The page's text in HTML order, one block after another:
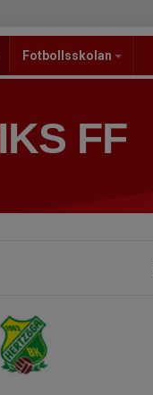
Fotbollsskolan
FF